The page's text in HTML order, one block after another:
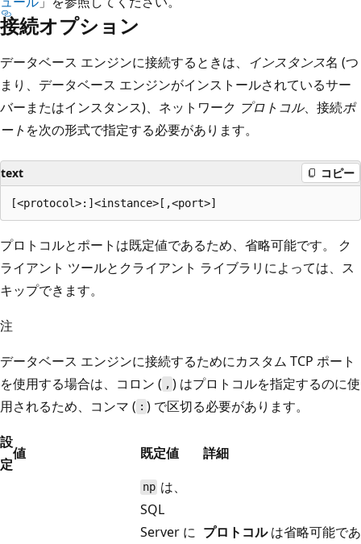
接続オプション
データベース エンジンに接続するときは、 インスタンス名 (つ
まり、データベース エンジンがインストールされているサー
バーまたはインスタンス)、ネットワーク プロトコル、接続ポ
ート を次の形式で指定する必要があります。
text コピー
プロトコルとポートは既定値であるため、省略可能です。 ク
ライアント ツールとクライアント ライブラリによっては、ス
キップできます。
注
データベース エンジンに接続するためにカスタム TCP ポート
を使用する場合は、コロン ( , ) はプロトコルを指定するのに使
用されるため、コンマ ( : ) で区切る必要があります。
設
定
値 既定値 詳細
np は、
SQL
Server に プロトコルは省略可能であ